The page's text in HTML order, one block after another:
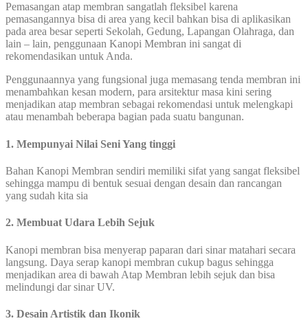
Pemasangan atap membran sangatlah fleksibel karena
pemasangannya bisa di area yang kecil bahkan bisa di aplikasikan
pada area besar seperti Sekolah, Gedung, Lapangan Olahraga, dan
lain – lain, penggunaan Kanopi Membran ini sangat di
rekomendasikan untuk Anda.
Penggunaannya yang fungsional juga memasang tenda membran ini
menambahkan kesan modern, para arsitektur masa kini sering
menjadikan atap membran sebagai rekomendasi untuk melengkapi
atau menambah beberapa bagian pada suatu bangunan.
1. Mempunyai Nilai Seni Yang tinggi
Bahan Kanopi Membran sendiri memiliki sifat yang sangat fleksibel
sehingga mampu di bentuk sesuai dengan desain dan rancangan
yang sudah kita sia
2. Membuat Udara Lebih Sejuk
Kanopi membran bisa menyerap paparan dari sinar matahari secara
langsung. Daya serap kanopi membran cukup bagus sehingga
menjadikan area di bawah Atap Membran lebih sejuk dan bisa
melindungi dar sinar UV.
3. Desain Artistik dan Ikonik